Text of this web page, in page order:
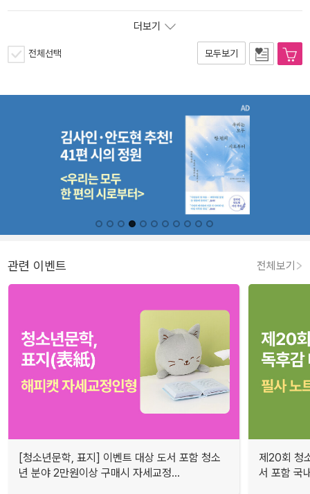
더보기
전체선택 모두보기
관련 이벤트 전체보기
[청소년문학, 표지] 이벤트 대상 도서 포함 청소
년 분야 2만원이상 구매시 자세교정...
제20회 청
서 포함 국